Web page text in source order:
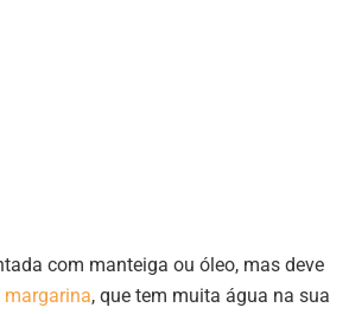
com manteiga ou óleo, mas deve
margarina, que tem muita água na sua